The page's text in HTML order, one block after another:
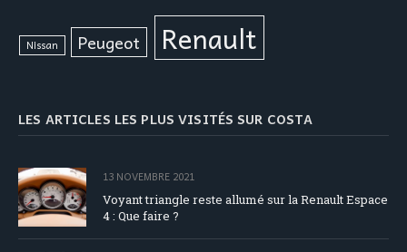
Nissan Peugeot Renault
LES ARTICLES LES PLUS VISITÉS SUR COSTA
13 NOVEMBRE 2021
Voyant triangle reste allumé sur la Renault Espace
4 : Que faire ?